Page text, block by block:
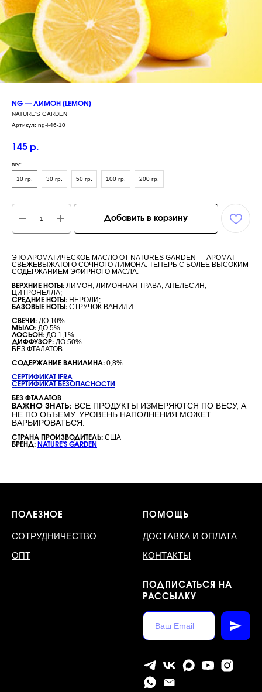
NG — ЛИМОН [LEMON]
NATURE'S GARDEN
Артикул: ng-l-46-10
145 р.
вес:
10 гр. 30 гр. 50 гр. 100 гр. 200 гр.
Добавить в корзину
ЭТО АРОМАТИЧЕСКОЕ МАСЛО ОТ NATURES GARDEN — АРОМАТ
СВЕЖЕВЫЖАТОГО СОЧНОГО ЛИМОНА. ТЕПЕРЬ С БОЛЕЕ ВЫСОКИМ
СОДЕРЖАНИЕМ ЭФИРНОГО МАСЛА.
ВЕРХНИЕ НОТЫ: ЛИМОН, ЛИМОННАЯ ТРАВА, АПЕЛЬСИН,
ЦИТРОНЕЛЛА;
СРЕДНИЕ НОТЫ: НЕРОЛИ;
БАЗОВЫЕ НОТЫ: СТРУЧОК ВАНИЛИ.
СВЕЧИ: ДО 10%
МЫЛО: ДО 5%
ЛОСЬОН: ДО 1,1%
ДИФФУЗОР: ДО 50%
БЕЗ ФТАЛАТОВ
СОДЕРЖАНИЕ ВАНИЛИНА: 0,8%
СЕРТИФИКАТ IFRA
СЕРТИФИКАТ БЕЗОПАСНОСТИ
БЕЗ ФТАЛАТОВ
ВАЖНО ЗНАТЬ: ВСЕ ПРОДУКТЫ ИЗМЕРЯЮТСЯ ПО ВЕСУ, А
НЕ ПО ОБЪЕМУ. УРОВЕНЬ НАПОЛНЕНИЯ МОЖЕТ
ВАРЬИРОВАТЬСЯ.
СТРАНА ПРОИЗВОДИТЕЛЬ: США
БРЕНД: NATURE'S GARDEN
ПОЛЕЗНОЕ
СОТРУДНИЧЕСТВО
ОПТ
ПОМОЩЬ
ДОСТАВКА И ОПЛАТА
КОНТАКТЫ
ПОДПИСАТЬСЯ НА
РАССЫЛКУ